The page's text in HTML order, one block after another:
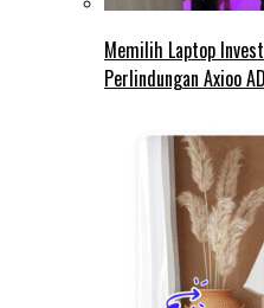
Memilih Laptop
Perlindungan Axioo